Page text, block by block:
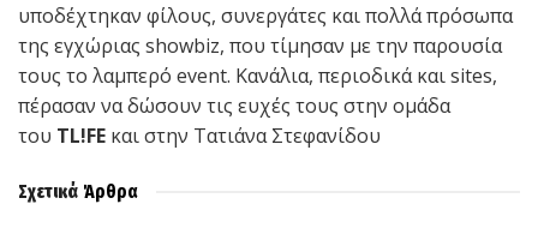
υποδέχτηκαν φίλους, συνεργάτες και πολλά πρόσωπα
της εγχώριας showbiz, που τίμησαν με την παρουσία
τους το λαμπερό event. Κανάλια, περιοδικά και sites,
πέρασαν να δώσουν τις ευχές τους στην ομάδα
του TL!FE και στην Τατιάνα Στεφανίδου
Σχετικά Άρθρα